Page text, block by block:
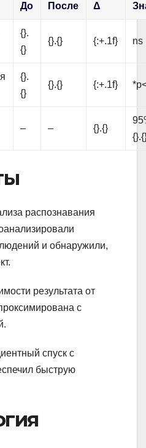
До После Δ
{}.
{}
{}.{} {:+.1f} ns
{}.
{}
{}.{} {:+.1f}
– – {}.{}
распознавания
и обнаружили,
результата от
с
спуск с
быструю